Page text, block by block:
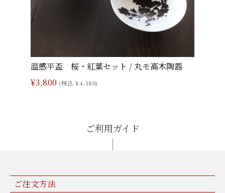
温感平盃 桜・紅葉セット / 丸モ高木陶器
¥3,800 (税込 ¥4,180)
ご利用ガイド
ご注文方法